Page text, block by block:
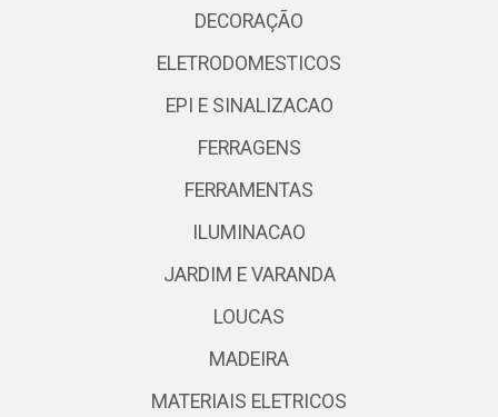
DECORAÇÃO
ELETRODOMESTICOS
EPI E SINALIZACAO
FERRAGENS
FERRAMENTAS
ILUMINACAO
JARDIM E VARANDA
LOUCAS
MADEIRA
MATERIAIS ELETRICOS